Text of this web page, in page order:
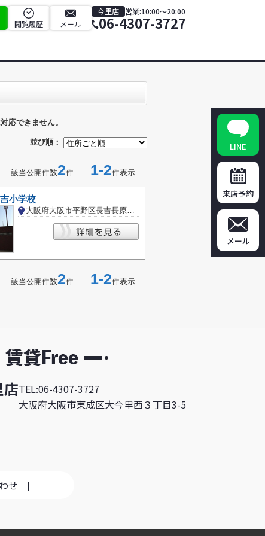
閲覧履歴 メール
今里店 営業:10:00～20:00
06-4307-3727
応できません。
並び順：
該当公開件数2件 1-2件表示
小学校
大阪府大阪市平野区長吉長原２丁目
該当公開件数2件 1-2件表示
TEL:06-4307-3727
大阪府大阪市東成区大今里西３丁目3-5
せ
LINE
来店予約
メール